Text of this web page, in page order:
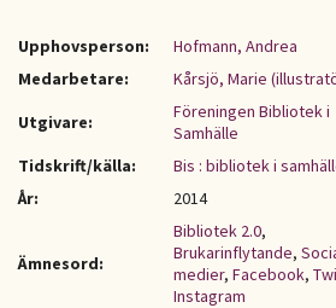
KONTAKT
Upphovsperson:
Hofmann, Andrea
Medarbetare:
Kårsjö, Marie
Utgivare:
Föreningen Bibliotek i
Samhälle
Tidskrift/källa:
Bis : bibliotek i
År:
2014
Ämnesord:
Bibliotek 2.0,
Brukarinflytande,
medier, Facebook,
Instagram